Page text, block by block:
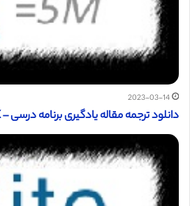
2023-03-14
دانلود ترجمه مقاله یادگیری برنامه درسی – CiteSeerX